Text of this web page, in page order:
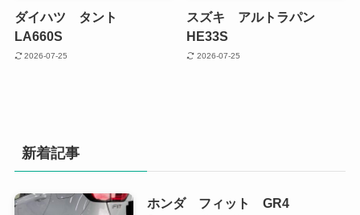
ダイハツ タント
LA660S
2026-07-25
スズキ アルトラパン
HE33S
2026-07-25
新着記事
ホンダ フィット GR4